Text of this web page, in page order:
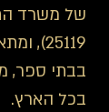
של משרד
25119),
בבתי ספר,
בכל הארץ.